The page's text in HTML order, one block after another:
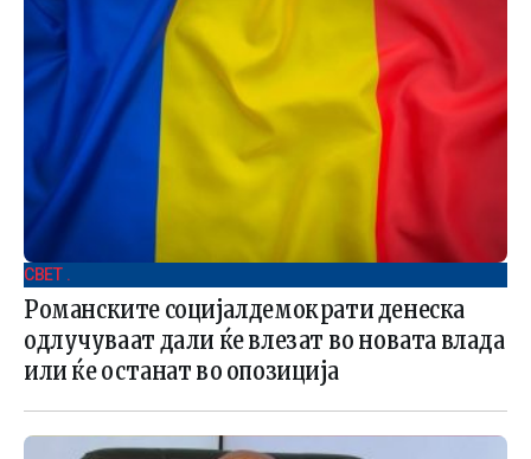
СВЕТ .
Романските социјалдемократи денеска
одлучуваат дали ќе влезат во новата влада
или ќе останат во опозиција